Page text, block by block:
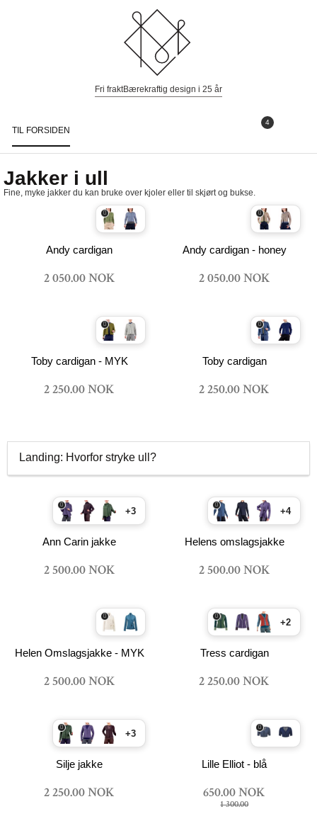
Fri fraktBærekraftig design i 25 år
4
TIL FORSIDEN
Jakker i ull
Fine, myke jakker du kan bruke over kjoler eller til skjørt og bukse.
Andy cardigan
2 050.00 NOK
Andy cardigan - honey
2 050.00 NOK
Toby cardigan - MYK
2 250.00 NOK
Toby cardigan
2 250.00 NOK
Landing: Hvorfor stryke ull?
+3
Ann Carin jakke
2 500.00 NOK
+4
Helens omslagsjakke
2 500.00 NOK
Helen Omslagsjakke - MYK
2 500.00 NOK
+2
Tress cardigan
2 250.00 NOK
+3
Silje jakke
2 250.00 NOK
Lille Elliot - blå
650.00 NOK
1 300.00